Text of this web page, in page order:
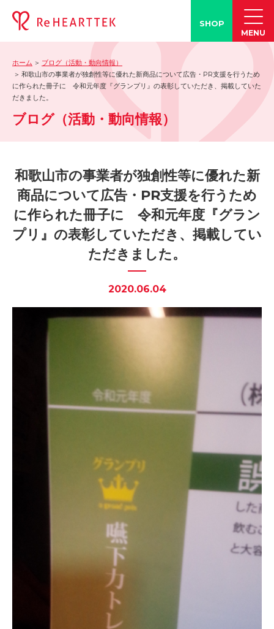
製品情報
-「FACE LINE BOTTLE」
-学会発表情報
-お客様の声
-メディア紹介事例
誤嚥・誤嚥性肺炎の知識
-誤嚥・誤嚥性肺炎とは
-誤嚥のQ&A(コラム)
-誤嚥・誤嚥性肺炎の予防策
会社情報
SHOP
MENU
ホーム
ブログ（活動・動向情報）
和歌山市の事業者が独創性等に優れた新商品について広告・PR支援を行うため
に作られた冊子に 令和元年度『グランプリ』の表彰していただき、掲載していた
だきました。
ブログ（活動・動向情報）
和歌山市の事業者が独創性等に優れた新
商品について広告・PR支援を行うため
に作られた冊子に 令和元年度『グラン
プリ』の表彰していただき、掲載してい
ただきました。
2020.06.04